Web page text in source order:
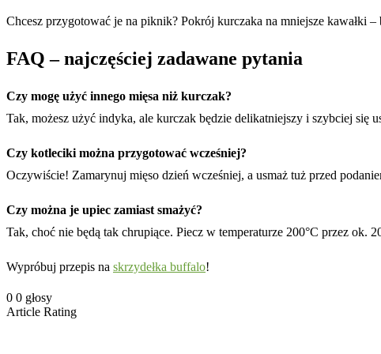
Chcesz przygotować je na piknik? Pokrój kurczaka na mniejsze kawałki
FAQ – najczęściej zadawane pytania
Czy mogę użyć innego mięsa niż kurczak?
Tak, możesz użyć indyka, ale kurczak będzie delikatniejszy i szybciej się
Czy kotleciki można przygotować wcześniej?
Oczywiście! Zamarynuj mięso dzień wcześniej, a usmaż tuż przed
Czy można je upiec zamiast smażyć?
Tak, choć nie będą tak chrupiące. Piecz w temperaturze 200°C przez ok.
Wypróbuj przepis na skrzydełka buffalo!
0 0 głosy
Article Rating